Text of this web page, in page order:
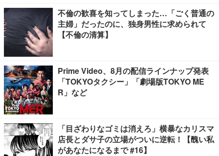
不倫の歓喜を知ってしまった…「ごく普通の
主婦」だったのに、独身男性に求められて
【不倫の清算】
Prime Video、8月の配信ラインナップ発表
「TOKYOタクシー」「劇場版TOKYO ME
R」など
「目ざわりなゴミは消えろ」横暴なカリスマ
店長とダサ子の立場がついに逆転！【醜い私
があなたになるまで #16】